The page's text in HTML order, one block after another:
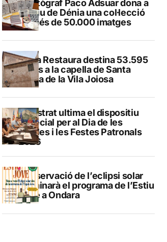
El fotògraf Paco Adsuar dona a
l’Arxiu de Dénia una col·lecció
de més de 50.000 imatges
El Pla Restaura destina 53.595
euros a la capella de Santa
Marta de la Vila Joiosa
Finestrat ultima el dispositiu
especial per al Dia de les
Paelles i les Festes Patronals
2026
L’observació de l’eclipsi solar
culminarà el programa de l’Estiu
Jove a Ondara